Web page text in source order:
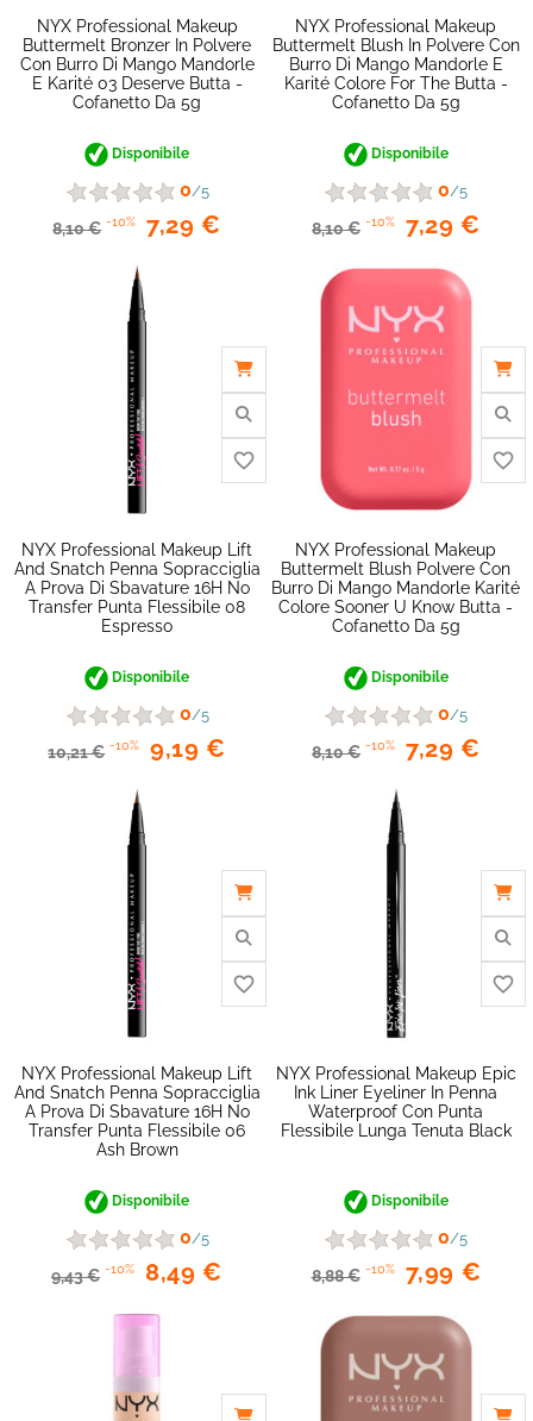
NYX Professional Makeup
Buttermelt Bronzer In Polvere
Con Burro Di Mango Mandorle
E Karité 03 Deserve Butta -
Cofanetto Da 5g
Disponibile
0/5
8,10 € -10% 7,29 €
NYX Professional Makeup
Buttermelt Blush In Polvere Con
Burro Di Mango Mandorle E
Karité Colore For The Butta -
Cofanetto Da 5g
Disponibile
0/5
8,10 € -10% 7,29 €
NYX Professional Makeup Lift
And Snatch Penna Sopracciglia
A Prova Di Sbavature 16H No
Transfer Punta Flessibile 08
Espresso
Disponibile
0/5
10,21 € -10% 9,19 €
NYX Professional Makeup
Buttermelt Blush Polvere Con
Burro Di Mango Mandorle Karité
Colore Sooner U Know Butta -
Cofanetto Da 5g
Disponibile
0/5
8,10 € -10% 7,29 €
NYX Professional Makeup Lift
And Snatch Penna Sopracciglia
A Prova Di Sbavature 16H No
Transfer Punta Flessibile 06
Ash Brown
Disponibile
0/5
9,43 € -10% 8,49 €
NYX Professional Makeup Epic
Ink Liner Eyeliner In Penna
Waterproof Con Punta
Flessibile Lunga Tenuta Black
Disponibile
0/5
8,88 € -10% 7,99 €